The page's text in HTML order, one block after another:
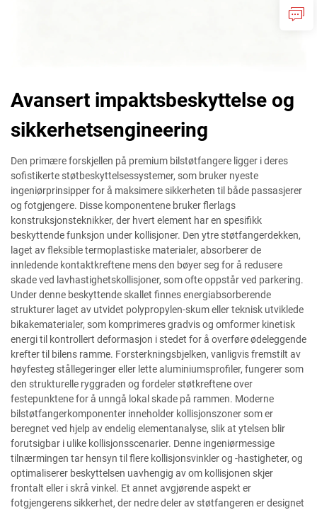
Avansert impaktsbeskyttelse og
sikkerhetsengineering
Den primære forskjellen på premium bilstøtfangere ligger i deres
sofistikerte støtbeskyttelsessystemer, som bruker nyeste
ingeniørprinsipper for å maksimere sikkerheten til både passasjerer
og fotgjengere. Disse komponentene bruker flerlags
konstruksjonsteknikker, der hvert element har en spesifikk
beskyttende funksjon under kollisjoner. Den ytre støtfangerdekken,
laget av fleksible termoplastiske materialer, absorberer de
innledende kontaktkreftene mens den bøyer seg for å redusere
skade ved lavhastighetskollisjoner, som ofte oppstår ved parkering.
Under denne beskyttende skallet finnes energiabsorberende
strukturer laget av utvidet polypropylen-skum eller teknisk utviklede
bikakematerialer, som komprimeres gradvis og omformer kinetisk
energi til kontrollert deformasjon i stedet for å overføre ødeleggende
krefter til bilens ramme. Forsterkningsbjelken, vanligvis fremstilt av
høyfesteg stållegeringer eller lette aluminiumsprofiler, fungerer som
den strukturelle ryggraden og fordeler støtkreftene over
festepunktene for å unngå lokal skade på rammen. Moderne
bilstøtfangerkomponenter inneholder kollisjonszoner som er
beregnet ved hjelp av endelig elementanalyse, slik at ytelsen blir
forutsigbar i ulike kollisjonsscenarier. Denne ingeniørmessige
tilnærmingen tar hensyn til flere kollisjonsvinkler og -hastigheter, og
optimaliserer beskyttelsen uavhengig av om kollisjonen skjer
frontalt eller i skrå vinkel. Et annet avgjørende aspekt er
fotgjengerens sikkerhet, der nedre deler av støtfangeren er designet